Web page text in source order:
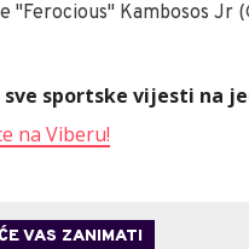
"Ferocious" Kambosos Jr
sportske vijesti na
na Viberu!
VAS ZANIMATI